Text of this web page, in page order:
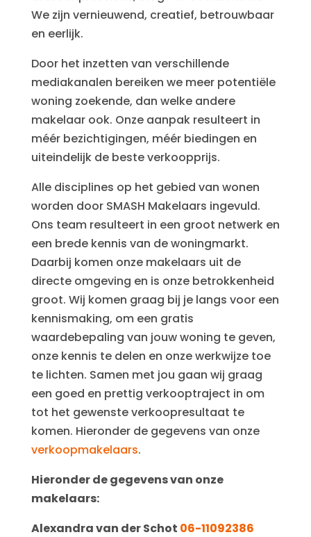
We zijn vernieuwend, creatief, betrouwbaar
en eerlijk.
Door het inzetten van verschillende
mediakanalen bereiken we meer potentiële
woning zoekende, dan welke andere
makelaar ook. Onze aanpak resulteert in
méér bezichtigingen, méér biedingen en
uiteindelijk de beste verkoopprijs.
Alle disciplines op het gebied van wonen
worden door SMASH Makelaars ingevuld.
Ons team resulteert in een groot netwerk en
een brede kennis van de woningmarkt.
Daarbij komen onze makelaars uit de
directe omgeving en is onze betrokkenheid
groot. Wij komen graag bij je langs voor een
kennismaking, om een gratis
waardebepaling van jouw woning te geven,
onze kennis te delen en onze werkwijze toe
te lichten. Samen met jou gaan wij graag
een goed en prettig verkooptraject in om
tot het gewenste verkoopresultaat te
komen. Hieronder de gegevens van onze
verkoopmakelaars.
Hieronder de gegevens van onze
makelaars:
Alexandra van der Schot 06-11092386